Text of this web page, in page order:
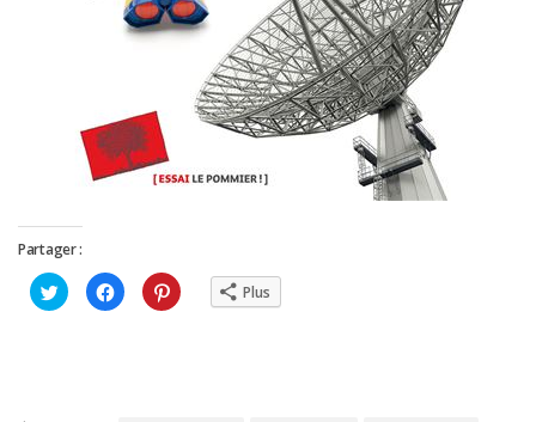
Partager :
Cliquez
pour
partager
Cliquez
pour
partager
Cliquez
pour Plus